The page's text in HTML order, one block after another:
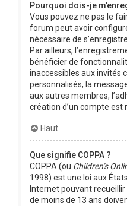
Pourquoi dois-je
Vous pouvez ne pas le
forum peut avoir
nécessaire de
Par ailleurs,
bénéficier de
inaccessibles aux invités
personnalisés, la
aux autres membres,
création d’un compte est
Haut
Que signifie COPPA ?
COPPA (ou Children’s
1998) est une loi aux
Internet pouvant
de moins de 13 ans